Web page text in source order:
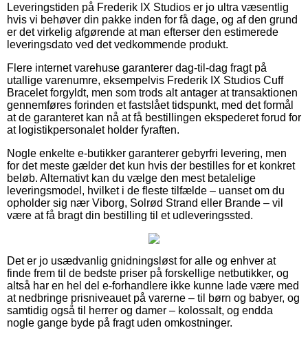
Leveringstiden på Frederik IX Studios er jo ultra væsentlig
hvis vi behøver din pakke inden for få dage, og af den grund
er det virkelig afgørende at man efterser den estimerede
leveringsdato ved det vedkommende produkt.
Flere internet varehuse garanterer dag-til-dag fragt på
utallige varenumre, eksempelvis Frederik IX Studios Cuff
Bracelet forgyldt, men som trods alt antager at transaktionen
gennemføres forinden et fastslået tidspunkt, med det formål
at de garanteret kan nå at få bestillingen ekspederet forud for
at logistikpersonalet holder fyraften.
Nogle enkelte e-butikker garanterer gebyrfri levering, men
for det meste gælder det kun hvis der bestilles for et konkret
beløb. Alternativt kan du vælge den mest betalelige
leveringsmodel, hvilket i de fleste tilfælde – uanset om du
opholder sig nær Viborg, Solrød Strand eller Brande – vil
være at få bragt din bestilling til et udleveringssted.
Det er jo usædvanlig gnidningsløst for alle og enhver at
finde frem til de bedste priser på forskellige netbutikker, og
altså har en hel del e-forhandlere ikke kunne lade være med
at nedbringe prisniveauet på varerne – til børn og babyer, og
samtidig også til herrer og damer – kolossalt, og endda
nogle gange byde på fragt uden omkostninger.